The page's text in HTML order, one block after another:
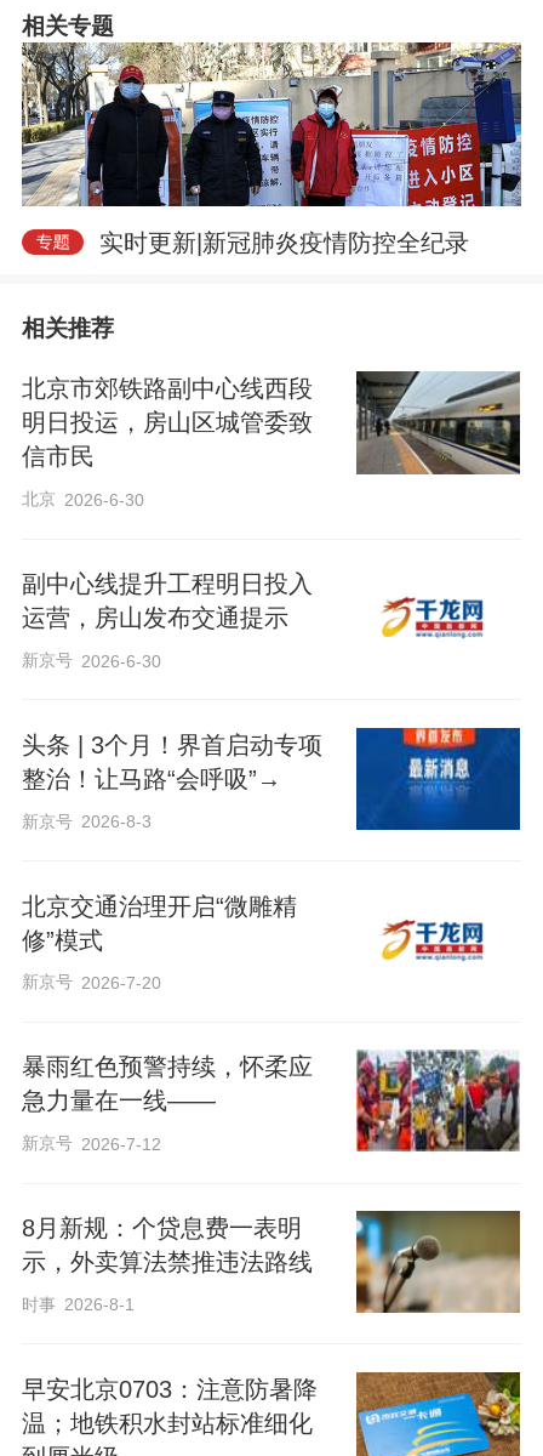
相关专题
实时更新|新冠肺炎疫情防控全纪录
相关推荐
北京市郊铁路副中心线西段
明日投运，房山区城管委致
信市民
北京 2026-6-30
副中心线提升工程明日投入
运营，房山发布交通提示
新京号 2026-6-30
头条 | 3个月！界首启动专项
整治！让马路“会呼吸”→
新京号 2026-8-3
北京交通治理开启“微雕精
修”模式
新京号 2026-7-20
暴雨红色预警持续，怀柔应
急力量在一线——
新京号 2026-7-12
8月新规：个贷息费一表明
示，外卖算法禁推违法路线
时事 2026-8-1
早安北京0703：注意防暑降
温；​地铁积水封站标准细化